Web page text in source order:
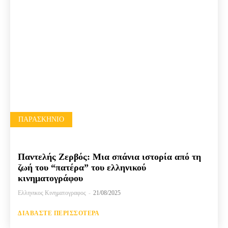
ΠΑΡΑΣΚΉΝΙΟ
Παντελής Ζερβός: Μια σπάνια ιστορία από τη
ζωή του “πατέρα” του ελληνικού
κινηματογράφου
Ελληνικος Κινηματογραφος - 21/08/2025
ΔΙΑΒΆΣΤΕ ΠΕΡΙΣΣΌΤΕΡΑ